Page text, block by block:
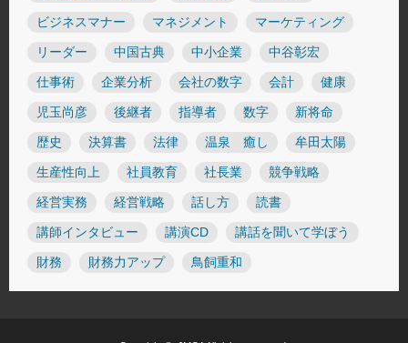
ビジネスマナー マネジメント マーケティング
リーダー 中国古典 中小企業 中谷彰宏
仕事術 企業分析 会社の数字 会計 健康
児玉尚彦 後継者 指導者 数字 新将命
歴史 決算書 法律 温泉 癒し 牟田太陽
生産性向上 社員教育 社長業 競争戦略
経営実務 経営戦略 話し方 読書
講師インタビュー 講演CD 講話を聞いて学ぼう
財務 財務力アップ 鳥飼重和